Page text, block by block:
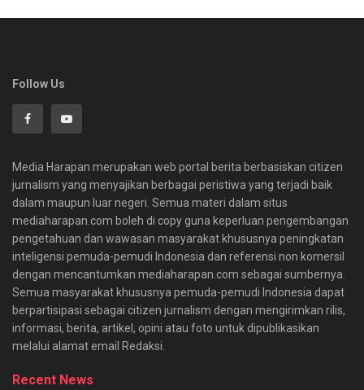
Follow Us
Media Harapan merupakan web portal berita berbasiskan citizen
jurnalism yang menyajikan berbagai peristiwa yang terjadi baik
dalam maupun luar negeri. Semua materi dalam situs
mediaharapan.com boleh di copy guna keperluan pengembangan
pengetahuan dan wawasan masyarakat khususnya peningkatan
inteligensi pemuda-pemudi Indonesia dan referensi non komersil
dengan mencantumkan mediaharapan.com sebagai sumbernya.
Semua masyarakat khususnya pemuda-pemudi Indonesia dapat
berpartisipasi sebagai citizen jurnalism dengan mengirimkan rilis,
informasi, berita, artikel, opini atau foto untuk dipublikasikan
melalui alamat email Redaksi.
Recent News